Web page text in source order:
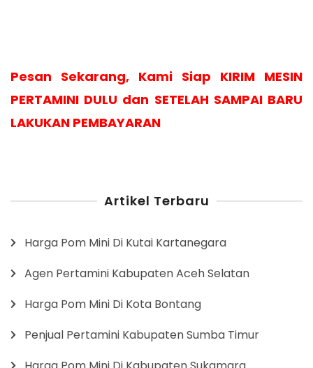
Pesan Sekarang, Kami Siap KIRIM MESIN
PERTAMINI DULU dan SETELAH SAMPAI BARU
LAKUKAN PEMBAYARAN
Artikel Terbaru
Harga Pom Mini Di Kutai Kartanegara
Agen Pertamini Kabupaten Aceh Selatan
Harga Pom Mini Di Kota Bontang
Penjual Pertamini Kabupaten Sumba Timur